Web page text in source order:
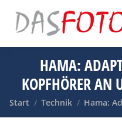
HAMA:
KOPFHÖRER AN
Sie befinden sich hier:
Start Technik Hama: